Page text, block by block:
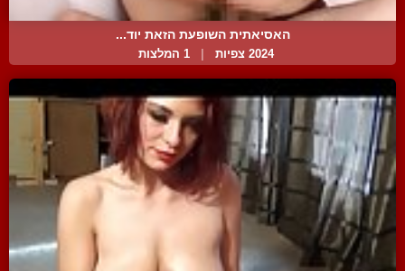
האסיאתית השופעת הזאת יוד...
2024 צפיות 1 המלצות